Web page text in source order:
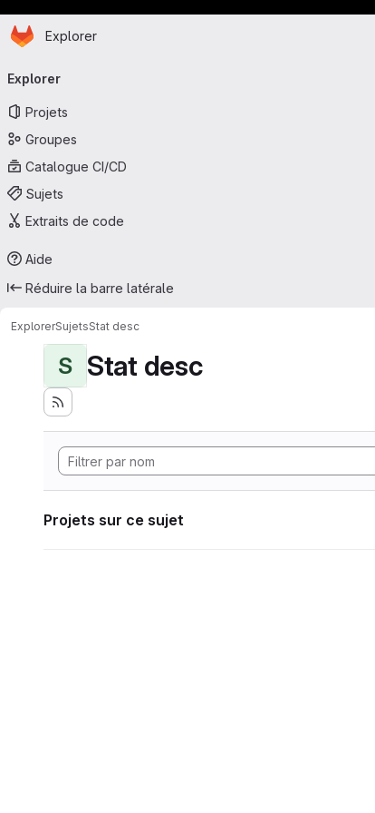
Passer au contenu principal
Page d'accueil
Explorer
principale
Explorer
Projets
Groupes
Catalogue CI/CD
Sujets
Extraits de code
Aide
Réduire la barre latérale
ExplorerSujetsStat desc
S Stat desc
Projets sur ce sujet